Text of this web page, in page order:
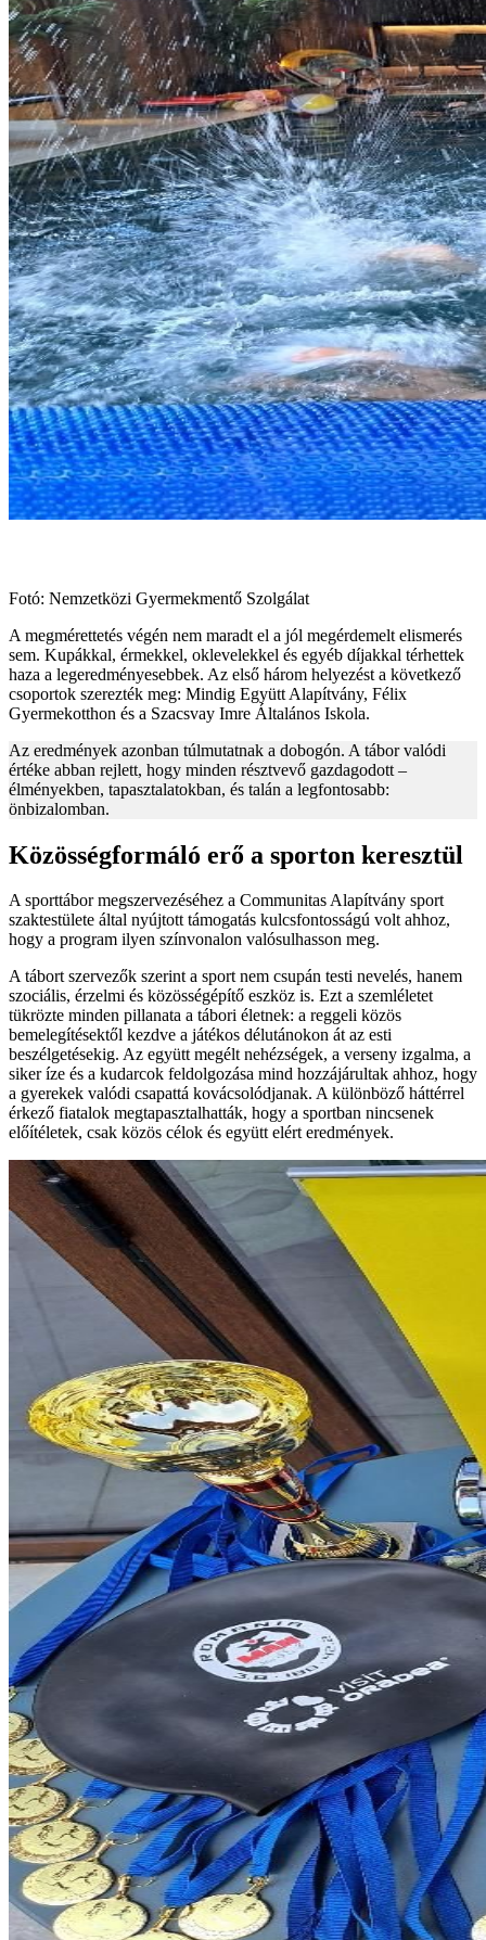
Fotó: Nemzetközi Gyermekmentő Szolgálat
A megmérettetés végén nem maradt el a jól megérdemelt elismerés
sem. Kupákkal, érmekkel, oklevelekkel és egyéb díjakkal térhettek
haza a legeredményesebbek. Az első három helyezést a következő
csoportok szerezték meg: Mindig Együtt Alapítvány, Félix
Gyermekotthon és a Szacsvay Imre Általános Iskola.
Az eredmények azonban túlmutatnak a dobogón. A tábor valódi
értéke abban rejlett, hogy minden résztvevő gazdagodott –
élményekben, tapasztalatokban, és talán a legfontosabb:
önbizalomban.
Közösségformáló erő a sporton keresztül
A sporttábor megszervezéséhez a Communitas Alapítvány sport
szaktestülete által nyújtott támogatás kulcsfontosságú volt ahhoz,
hogy a program ilyen színvonalon valósulhasson meg.
A tábort szervezők szerint a sport nem csupán testi nevelés, hanem
szociális, érzelmi és közösségépítő eszköz is. Ezt a szemléletet
tükrözte minden pillanata a tábori életnek: a reggeli közös
bemelegítésektől kezdve a játékos délutánokon át az esti
beszélgetésekig. Az együtt megélt nehézségek, a verseny izgalma, a
siker íze és a kudarcok feldolgozása mind hozzájárultak ahhoz, hogy
a gyerekek valódi csapattá kovácsolódjanak. A különböző háttérrel
érkező fiatalok megtapasztalhatták, hogy a sportban nincsenek
előítéletek, csak közös célok és együtt elért eredmények.